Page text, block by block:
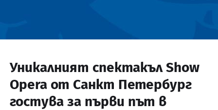
Уникалният спектакъл Show
Opera от Санкт Петербург
гостува за първи път в